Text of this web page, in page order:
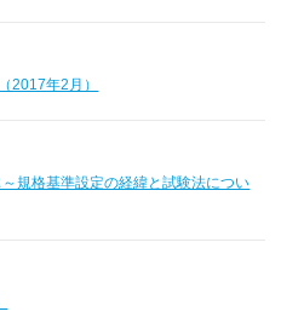
2017年2月）
規格基準設定の経緯と試験法につい